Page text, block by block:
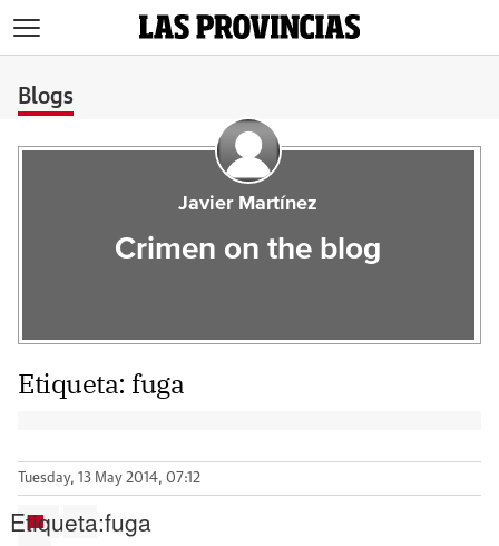
Blogs
Javier Martínez
Crimen on the blog
Etiqueta: fuga
Tuesday, 13 May 2014, 07:12
Etiqueta:fuga